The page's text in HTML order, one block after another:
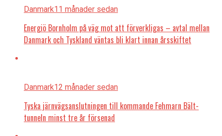
Danmark11 månader sedan
Energiö Bornholm på väg mot att förverkligas – avtal mellan
Danmark och Tyskland väntas bli klart innan årsskiftet
Danmark12 månader sedan
Tyska järnvägsanslutningen till kommande Fehmarn Bält-
tunneln minst tre år försenad